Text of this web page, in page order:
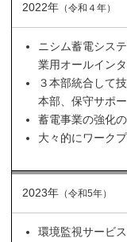
2022年（令和４年）
ニシム蓄電シス
業用オールイン
３本部統合して
本部、保守サポ
蓄電事業の強化
大々的にワーク
2023年（令和5年）
環境監視サービ